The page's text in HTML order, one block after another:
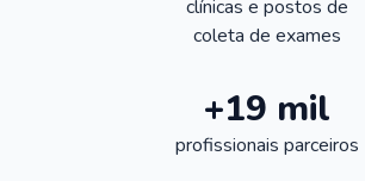
clínicas e postos de
coleta de exames
+19 mil
profissionais parceiros